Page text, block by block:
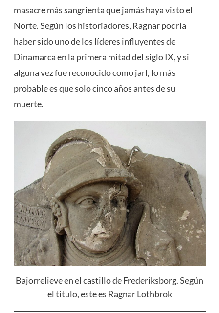
masacre más sangrienta que jamás haya visto el
Norte. Según los historiadores, Ragnar podría
haber sido uno de los líderes influyentes de
Dinamarca en la primera mitad del siglo IX, y si
alguna vez fue reconocido como jarl, lo más
probable es que solo cinco años antes de su
muerte.
Bajorrelieve en el castillo de Frederiksborg. Según
el título, este es Ragnar Lothbrok